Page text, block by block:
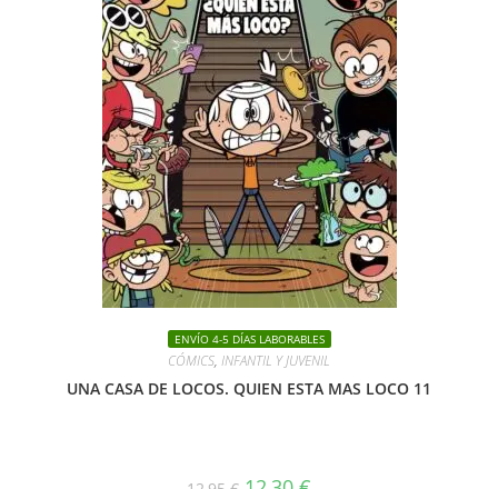
ENVÍO 4-5 DÍAS LABORABLES
CÓMICS, INFANTIL Y JUVENIL
UNA CASA DE LOCOS. QUIEN ESTA MAS LOCO 11
El